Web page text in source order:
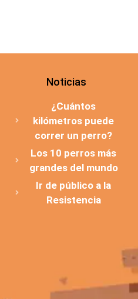
Noticias
¿Cuántos
kilómetros puede
correr un perro?
Los 10 perros más
grandes del mundo
Ir de público a la
Resistencia